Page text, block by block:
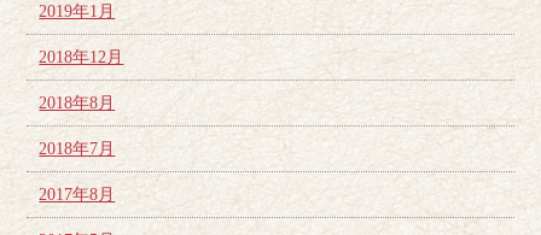
2019年1月
2018年12月
2018年8月
2018年7月
2017年8月